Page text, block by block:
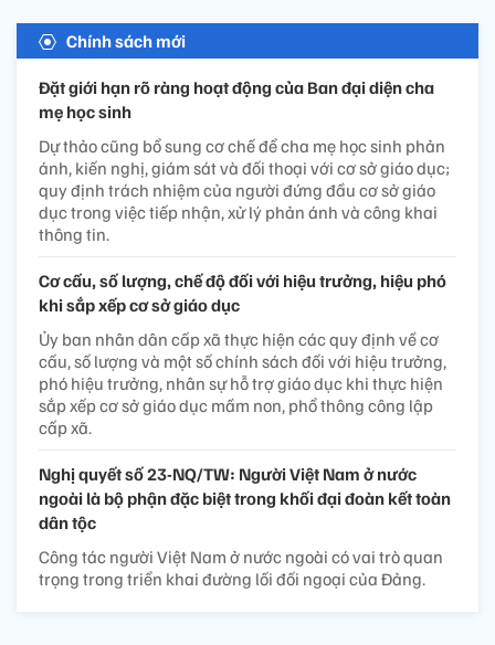
Chính sách mới
Đặt giới hạn rõ ràng hoạt động của Ban đại diện cha
mẹ học sinh
Dự thảo cũng bổ sung cơ chế để cha mẹ học sinh phản
ánh, kiến nghị, giám sát và đối thoại với cơ sở giáo dục;
quy định trách nhiệm của người đứng đầu cơ sở giáo
dục trong việc tiếp nhận, xử lý phản ánh và công khai
thông tin.
Cơ cấu, số lượng, chế độ đối với hiệu trưởng, hiệu phó
khi sắp xếp cơ sở giáo dục
Ủy ban nhân dân cấp xã thực hiện các quy định về cơ
cấu, số lượng và một số chính sách đối với hiệu trưởng,
phó hiệu trưởng, nhân sự hỗ trợ giáo dục khi thực hiện
sắp xếp cơ sở giáo dục mầm non, phổ thông công lập
cấp xã.
Nghị quyết số 23-NQ/TW: Người Việt Nam ở nước
ngoài là bộ phận đặc biệt trong khối đại đoàn kết toàn
dân tộc
Công tác người Việt Nam ở nước ngoài có vai trò quan
trọng trong triển khai đường lối đối ngoại của Đảng.